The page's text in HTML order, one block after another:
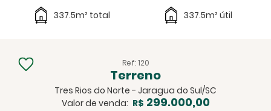
337.5m² total 337.5m² útil
Ref: 120
Terreno
Tres Rios do Norte - Jaragua do Sul/SC
Valor de venda: R$ 299.000,00